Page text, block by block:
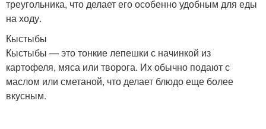
треугольника, что делает его особенно удобным для еды
на ходу.
Кыстыбы
Кыстыбы — это тонкие лепешки с начинкой из
картофеля, мяса или творога. Их обычно подают с
маслом или сметаной, что делает блюдо еще более
вкусным.